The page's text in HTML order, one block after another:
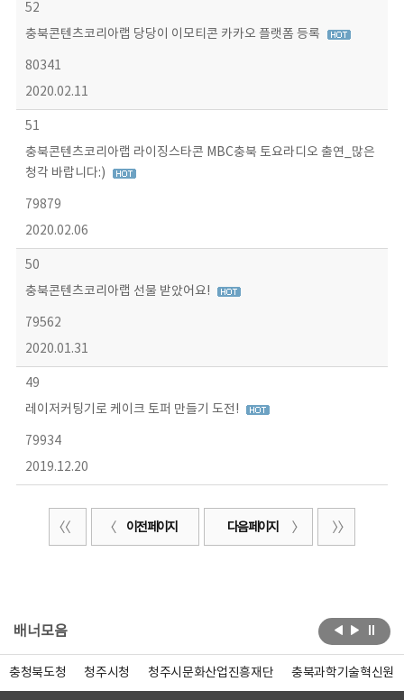
52
충북콘텐츠코리아랩 당당이 이모티콘 카카오 플랫폼 등록
80341
2020.02.11
51
충북콘텐츠코리아랩 라이징스타콘 MBC충북 토요라디오 출연_많은
청각 바랍니다:)
79879
2020.02.06
50
충북콘텐츠코리아랩 선물 받았어요!
79562
2020.01.31
49
레이저커팅기로 케이크 토퍼 만들기 도전!
79934
2019.12.20
이전 페이지 다음 페이지
배너모음
충청북도청 청주시청 청주시문화산업진흥재단 충북과학기술혁신원